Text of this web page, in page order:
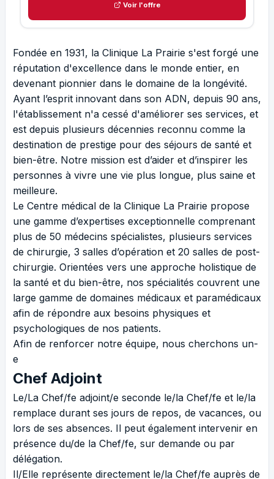
Voir l'offre
Fondée en 1931, la Clinique La Prairie s'est forgé une
réputation d'excellence dans le monde entier, en
devenant pionnier dans le domaine de la longévité.
Ayant l’esprit innovant dans son ADN, depuis 90 ans,
l'établissement n'a cessé d'améliorer ses services, et
est depuis plusieurs décennies reconnu comme la
destination de prestige pour des séjours de santé et
bien-être. Notre mission est d’aider et d’inspirer les
personnes à vivre une vie plus longue, plus saine et
meilleure.
Le Centre médical de la Clinique La Prairie propose
une gamme d’expertises exceptionnelle comprenant
plus de 50 médecins spécialistes, plusieurs services
de chirurgie, 3 salles d’opération et 20 salles de post-
chirurgie. Orientées vers une approche holistique de
la santé et du bien-être, nos spécialités couvrent une
large gamme de domaines médicaux et paramédicaux
afin de répondre aux besoins physiques et
psychologiques de nos patients.
Afin de renforcer notre équipe, nous cherchons un-
e
Chef Adjoint
Le/La Chef/fe adjoint/e seconde le/la Chef/fe et le/la
remplace durant ses jours de repos, de vacances, ou
lors de ses absences. Il peut également intervenir en
présence du/de la Chef/fe, sur demande ou par
délégation.
Il/Elle représente directement le/la Chef/fe auprès de